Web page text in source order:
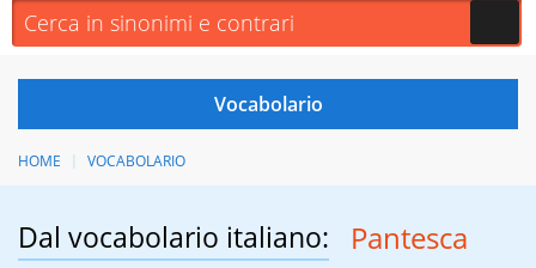
HOME VOCABOLARIO
Dal vocabolario italiano: Pantesca